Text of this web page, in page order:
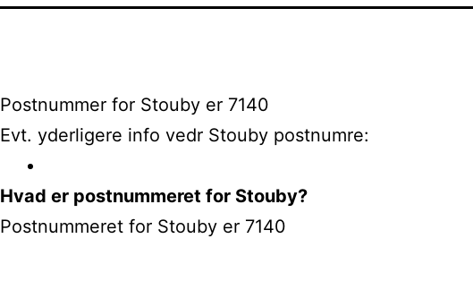
Postnummer for Stouby er 7140
Evt. yderligere info vedr Stouby postnumre:
Hvad er postnummeret for Stouby?
Postnummeret for Stouby er 7140